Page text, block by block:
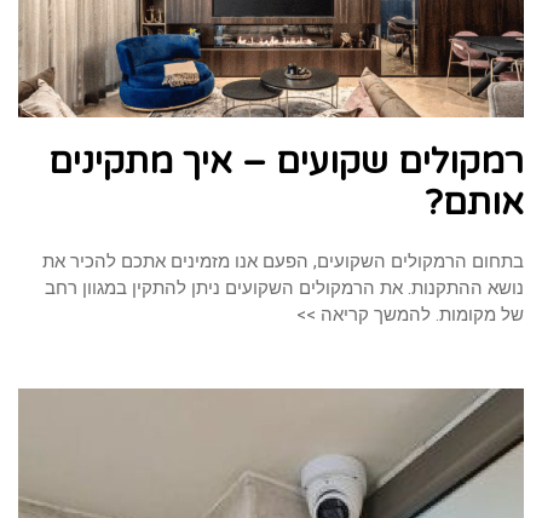
רמקולים שקועים – איך מתקינים
אותם?
בתחום הרמקולים השקועים, הפעם אנו מזמינים אתכם להכיר את
נושא ההתקנות. את הרמקולים השקועים ניתן להתקין במגוון רחב
של מקומות. להמשך קריאה >>